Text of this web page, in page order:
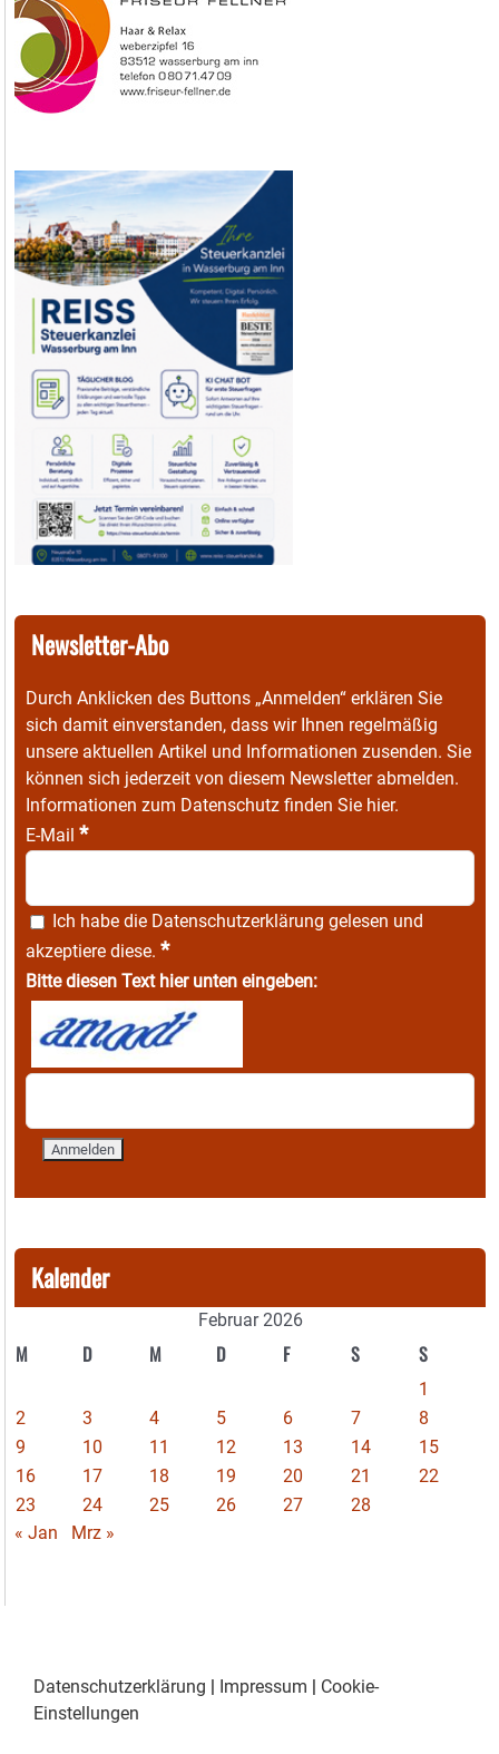
Newsletter-Abo
Durch Anklicken des Buttons „Anmelden“ erklären Sie
sich damit einverstanden, dass wir Ihnen regelmäßig
unsere aktuellen Artikel und Informationen zusenden. Sie
können sich jederzeit von diesem Newsletter abmelden.
Informationen zum Datenschutz finden Sie hier.
E-Mail *
Ich habe die Datenschutzerklärung gelesen und
akzeptiere diese. *
Bitte diesen Text hier unten eingeben:
Kalender
Februar 2026
M D M D F S S
1
2
3 4 5 6 7
8
9
10 11 12 13 14
15
16
17 18 19 20 21
22
23
24 25 26 27
28
« Jan
Mrz »
Datenschutzerklärung Impressum
Cookie-
Einstellungen